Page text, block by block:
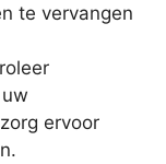
te vervangen
ervoor